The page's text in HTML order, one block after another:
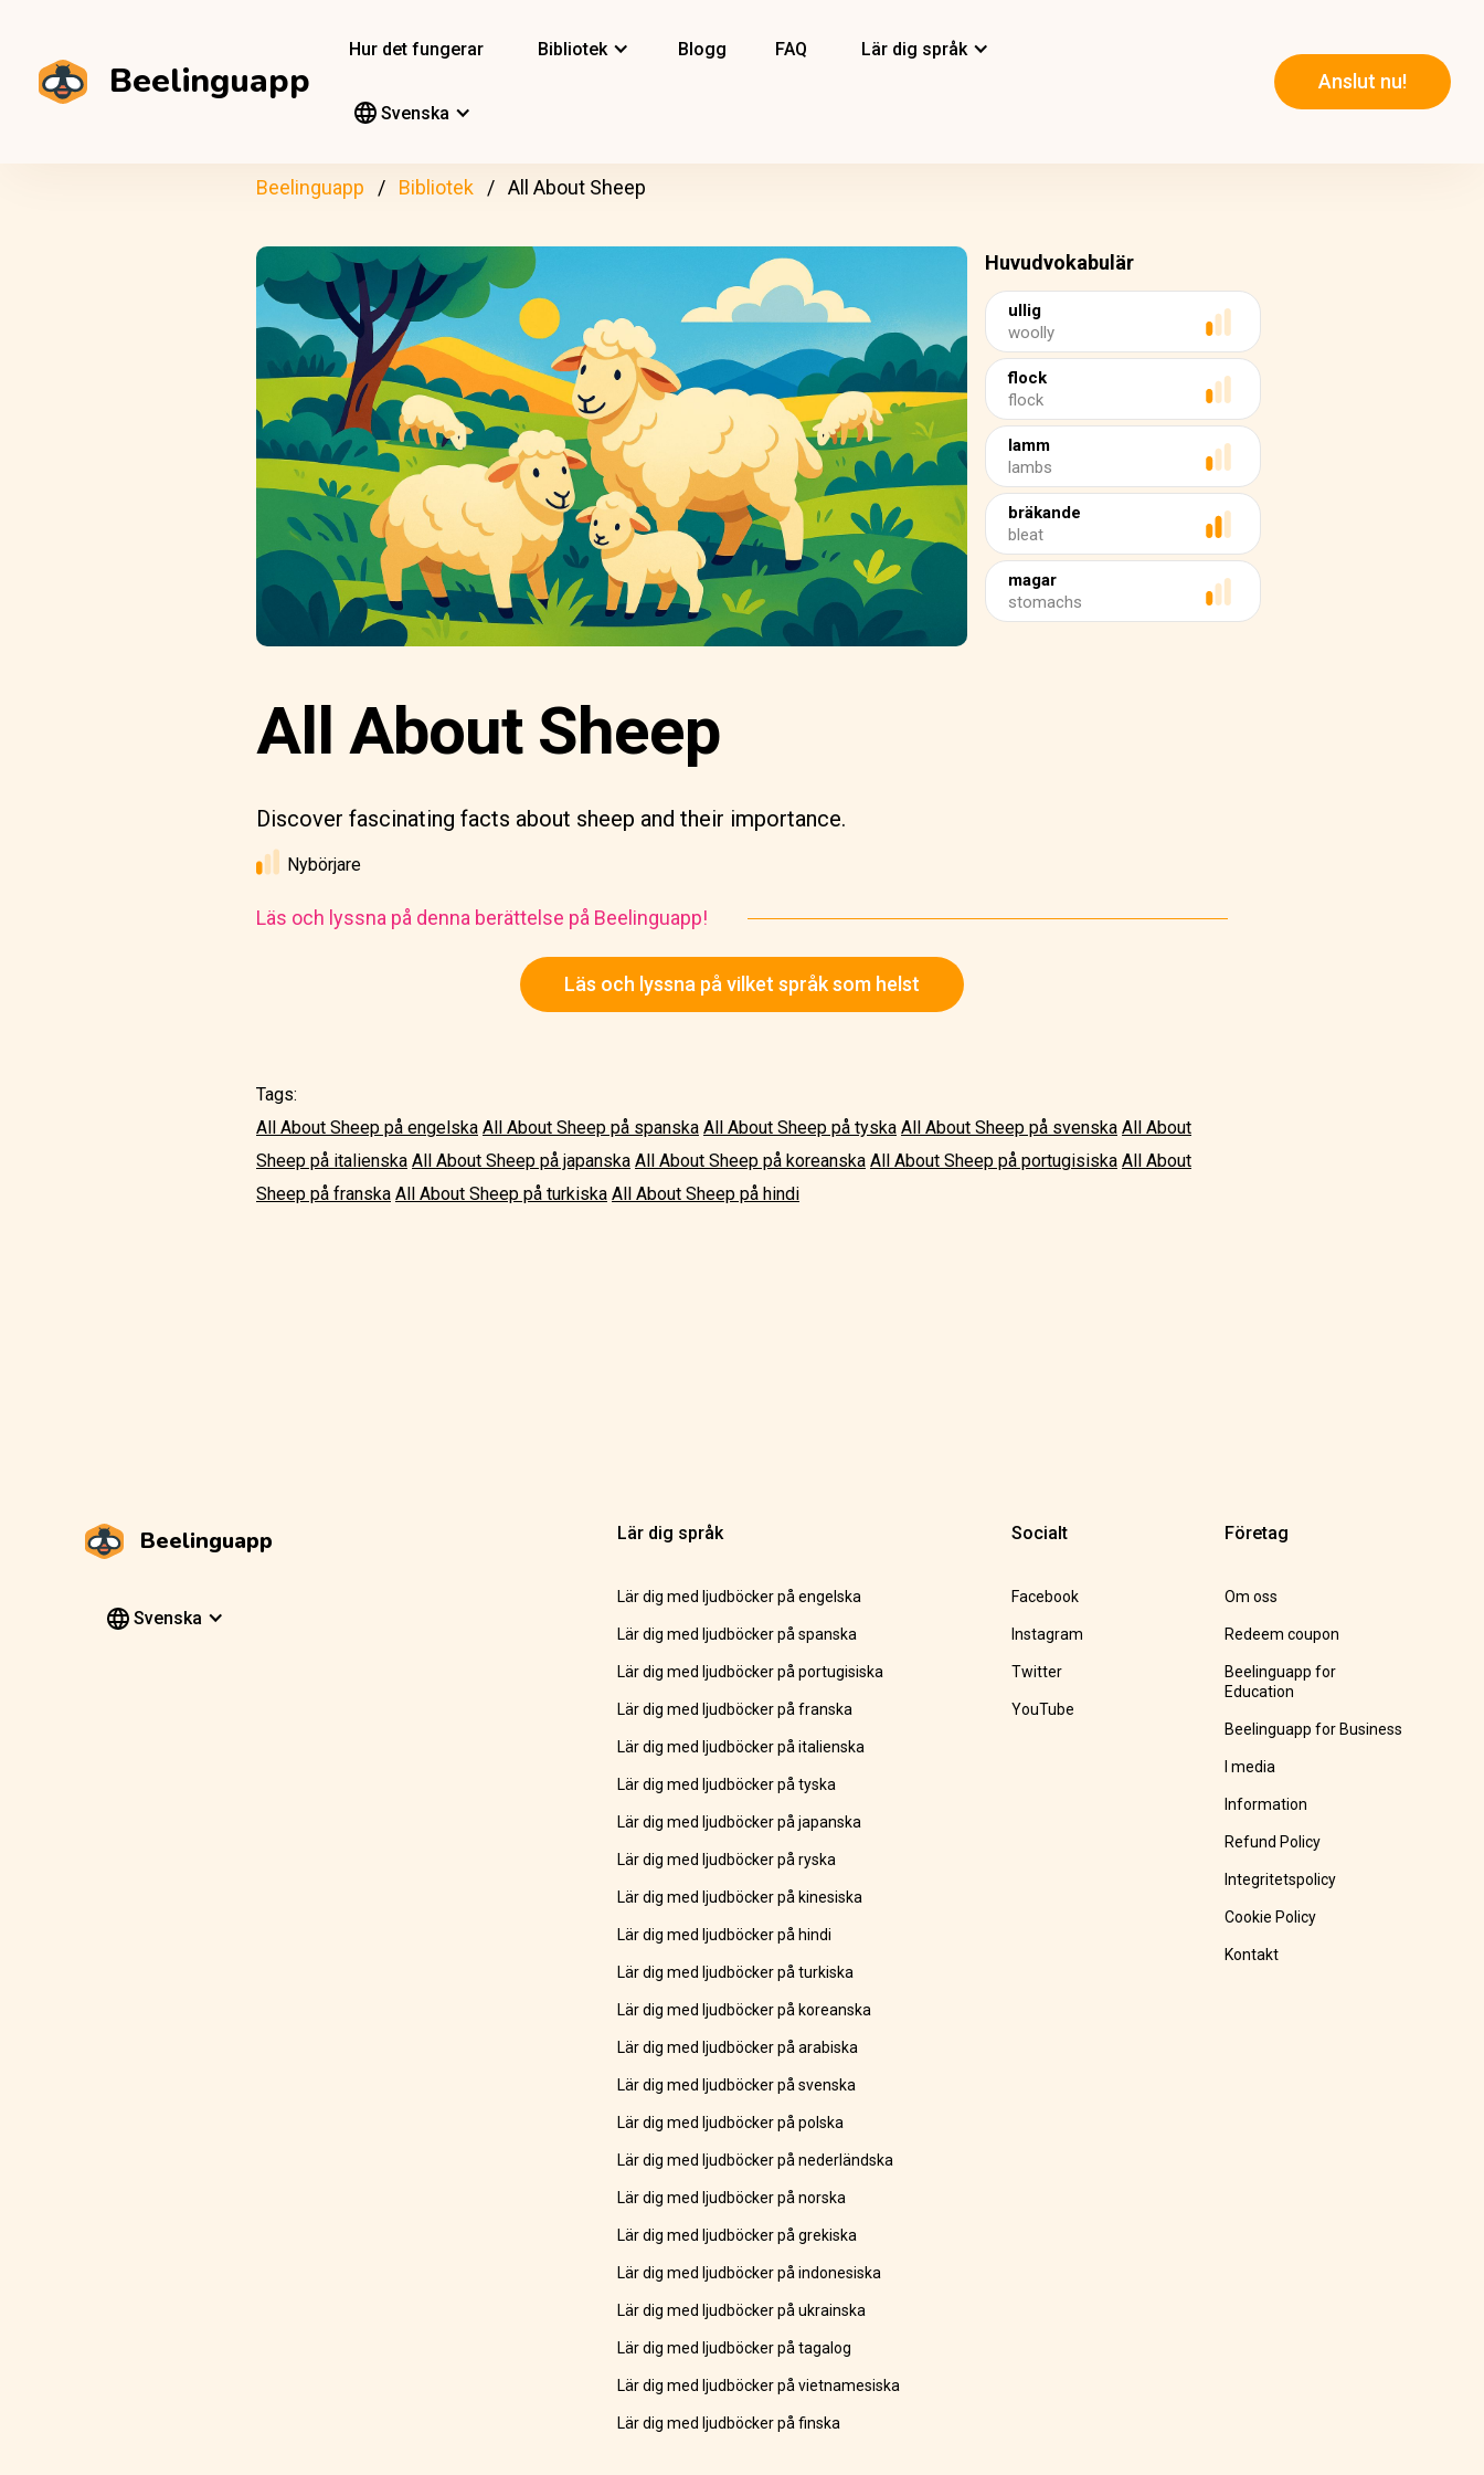
Beelinguapp
Hur det fungerar Bibliotek Blogg FAQ Lär dig språk
Svenska
Anslut nu!
Beelinguapp Bibliotek All About Sheep
Huvudvokabulär
ullig
woolly
flock
flock
lamm
lambs
bräkande
bleat
magar
stomachs
All About Sheep
Discover fascinating facts about sheep and their importance.
Nybörjare
Läs och lyssna på denna berättelse på Beelinguapp!
Läs och lyssna på vilket språk som helst
Tags:
All About Sheep på engelska All About Sheep på spanska All About Sheep på tyska All About Sheep på svenska All About
Sheep på italienska All About Sheep på japanska All About Sheep på koreanska All About Sheep på portugisiska All About
Sheep på franska All About Sheep på turkiska All About Sheep på hindi
Beelinguapp
Svenska
Lär dig språk
Lär dig med ljudböcker på engelska
Lär dig med ljudböcker på spanska
Lär dig med ljudböcker på portugisiska
Lär dig med ljudböcker på franska
Lär dig med ljudböcker på italienska
Lär dig med ljudböcker på tyska
Lär dig med ljudböcker på japanska
Lär dig med ljudböcker på ryska
Lär dig med ljudböcker på kinesiska
Lär dig med ljudböcker på hindi
Lär dig med ljudböcker på turkiska
Lär dig med ljudböcker på koreanska
Lär dig med ljudböcker på arabiska
Lär dig med ljudböcker på svenska
Lär dig med ljudböcker på polska
Lär dig med ljudböcker på nederländska
Lär dig med ljudböcker på norska
Lär dig med ljudböcker på grekiska
Lär dig med ljudböcker på indonesiska
Lär dig med ljudböcker på ukrainska
Lär dig med ljudböcker på tagalog
Lär dig med ljudböcker på vietnamesiska
Lär dig med ljudböcker på finska
Socialt
Facebook
Instagram
Twitter
YouTube
Företag
Om oss
Redeem coupon
Beelinguapp for
Education
Beelinguapp for Business
I media
Information
Refund Policy
Integritetspolicy
Cookie Policy
Kontakt